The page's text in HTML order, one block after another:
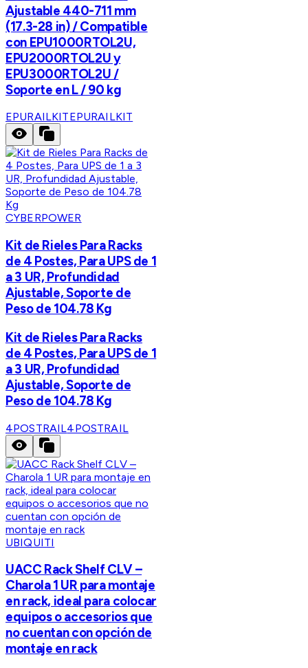
Ajustable 440-711 mm
(17.3-28 in) / Compatible
con EPU1000RTOL2U,
EPU2000RTOL2U y
EPU3000RTOL2U /
Soporte en L / 90 kg
EPURAILKITEPURAILKIT
CYBERPOWER
Kit de Rieles Para Racks
de 4 Postes, Para UPS de 1
a 3 UR, Profundidad
Ajustable, Soporte de
Peso de 104.78 Kg
Kit de Rieles Para Racks
de 4 Postes, Para UPS de 1
a 3 UR, Profundidad
Ajustable, Soporte de
Peso de 104.78 Kg
4POSTRAIL4POSTRAIL
UBIQUITI
UACC Rack Shelf CLV –
Charola 1 UR para montaje
en rack, ideal para colocar
equipos o accesorios que
no cuentan con opción de
montaje en rack